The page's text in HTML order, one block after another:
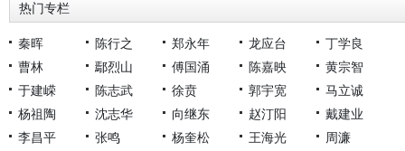
热门专栏
秦晖 陈行之 郑永年 龙应台
丁学良
曹林
鄢烈山 傅国涌 陈嘉映
黄宗智
于建嵘
陈志武 徐贲 郭宇宽
马立诚
杨祖陶
沈志华 向继东 赵汀阳
戴建业
李昌平
张鸣 杨奎松 王海光
周濂